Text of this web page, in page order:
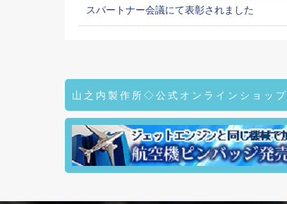
スパートナー会議にて表彰されました
山之内製作所◇公式オンラインショップ